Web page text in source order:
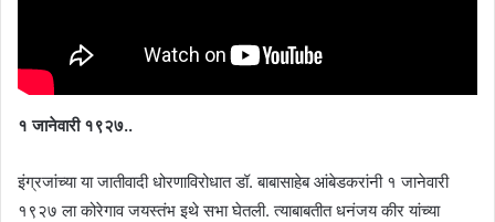
१ जानेवारी १९२७..
इंग्रजांच्या या जातीवादी धोरणाविरोधात डॉ. बाबासाहेब आंबेडकरांनी १ जानेवारी
१९२७ ला कोरेगाव जयस्तंभ इथे सभा घेतली. त्याबाबतीत धनंजय कीर यांच्या